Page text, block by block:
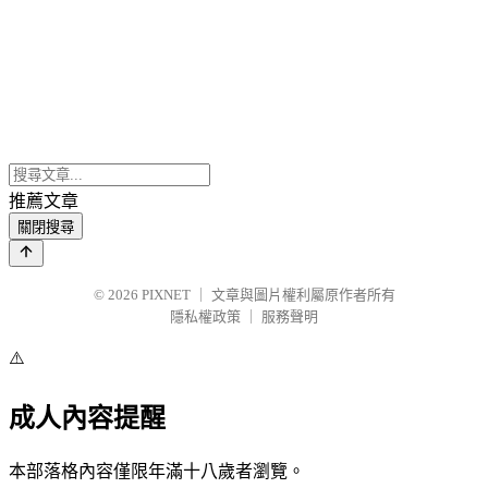
推薦文章
關閉搜尋
© 2026 PIXNET
文章與圖片權利屬原作者所有
隱私權政策
服務聲明
⚠️
成人內容提醒
本部落格內容僅限年滿十八歲者瀏覽。